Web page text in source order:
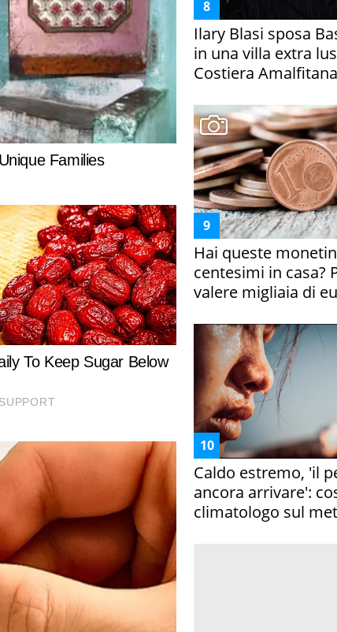
Ilary Blasi sposa
in una villa extra
Costiera
Hai queste
centesimi in casa?
valere migliaia di
Caldo estremo, 'il
ancora arrivare':
climatologo sul